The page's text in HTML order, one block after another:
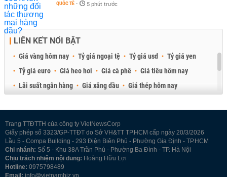
QUỐC TẾ - 5 phút trước
LIÊN KẾT NỔI BẬT
Giá vàng hôm nay Tỷ giá ngoại tệ Tỷ giá usd
Tỷ giá yen
Tỷ giá euro
Giá heo hơi Giá cà phê
Giá tiêu hôm nay
Lãi suất ngân hàng
Giá xăng dầu
Giá thép hôm nay
Trang TTĐTTH của công ty VietNewsCorp
Giấy phép số 3323/GP-TTĐT do Sở VH&TT TP.HCM cấp ngày 20/3/2026
Lầu 5 - Compa Building - 293 Điện Biên Phủ - Phường Gia Định - TP.HCM
Chi nhánh: Số 5 - Khu 38A Trần Phú - Phường Ba Đình - TP. Hà Nội
Chịu trách nhiệm nội dung: Hoàng Hữu Lợi
Hotline: 0975798489
Email: info@vietnambiz.vn